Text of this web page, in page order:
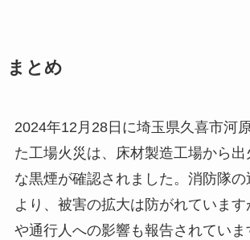
まとめ
2024年12月28日に埼玉県久喜市河
た工場火災は、床材製造工場から
な黒煙が確認されました。消防隊
より、被害の拡大は防がれていま
や通行人への影響も報告されていま